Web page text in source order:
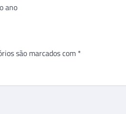
ano
são marcados com *